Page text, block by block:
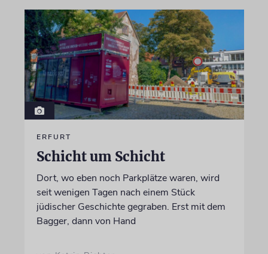
ERFURT
Schicht um Schicht
Dort, wo eben noch Parkplätze waren, wird
seit wenigen Tagen nach einem Stück
jüdischer Geschichte gegraben. Erst mit dem
Bagger, dann von Hand